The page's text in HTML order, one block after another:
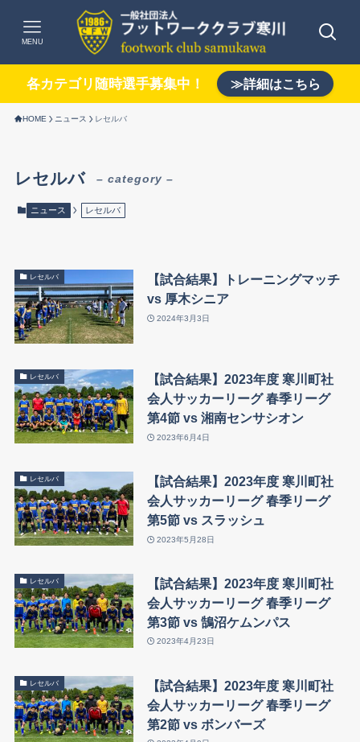
MENU
各カテゴリ随時選手募集中！ ≫詳細はこちら
HOME ニュース レセルバ
レセルバ – category –
ニュース レセルバ
レセルバ
【試合結果】トレーニングマッチ
vs 厚木シニア
2024年3月3日
レセルバ
【試合結果】2023年度 寒川町社
会人サッカーリーグ 春季リーグ
第4節 vs 湘南センサシオン
2023年6月4日
レセルバ
【試合結果】2023年度 寒川町社
会人サッカーリーグ 春季リーグ
第5節 vs スラッシュ
2023年5月28日
レセルバ
【試合結果】2023年度 寒川町社
会人サッカーリーグ 春季リーグ
第3節 vs 鵠沼ケムンパス
2023年4月23日
レセルバ
【試合結果】2023年度 寒川町社
会人サッカーリーグ 春季リーグ
第2節 vs ボンバーズ